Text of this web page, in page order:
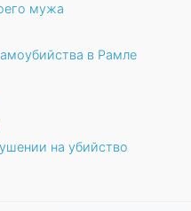
мужа
в Рамле
на убийство